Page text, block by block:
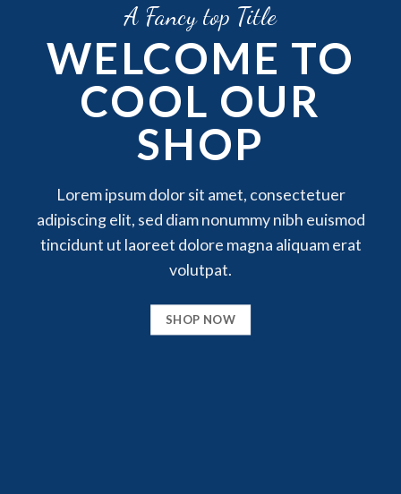
A Fancy top Title
WELCOME TO
COOL OUR
SHOP
Lorem ipsum dolor sit amet, consectetuer
adipiscing elit, sed diam nonummy nibh euismod
tincidunt ut laoreet dolore magna aliquam erat
volutpat.
SHOP NOW